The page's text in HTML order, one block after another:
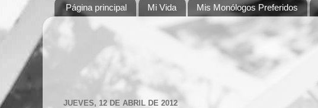
Página principal Mi Vida Mis Monólogos Preferidos
JUEVES, 12 DE ABRIL DE 2012